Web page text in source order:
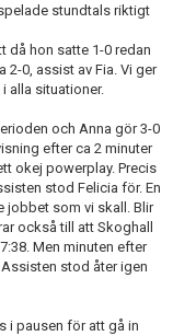
stundtals riktigt
då hon satte 1-0 redan
2-0, assist av Fia. Vi ger
alla situationer.
och Anna gör 3-0
efter ca 2 minuter
okej powerplay. Precis
stod Felicia för. En
jobbet som vi skall. Blir
också till att Skoghall
Men minuten efter
stod åter igen
i pausen för att gå in